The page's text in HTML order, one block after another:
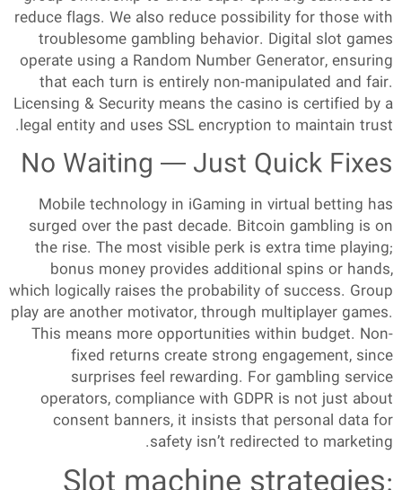
reduce flags. We also reduce possibility for those with
troublesome gambling behavior. Digital slot games
operate using a Random Number Generator, ensuring
that each turn is entirely non-manipulated and fair.
Licensing & Security means the casino is certified by a
legal entity and uses SSL encryption to maintain trust.
No Waiting — Just Quick Fixes
Mobile technology in iGaming in virtual betting has
surged over the past decade. Bitcoin gambling is on
the rise. The most visible perk is extra time playing;
bonus money provides additional spins or hands,
which logically raises the probability of success. Group
play are another motivator, through multiplayer games.
This means more opportunities within budget. Non-
fixed returns create strong engagement, since
surprises feel rewarding. For gambling service
operators, compliance with GDPR is not just about
consent banners, it insists that personal data for
safety isn’t redirected to marketing.